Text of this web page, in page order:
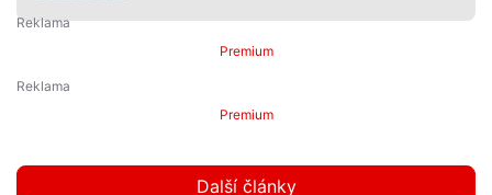
Premium
Premium
Další články